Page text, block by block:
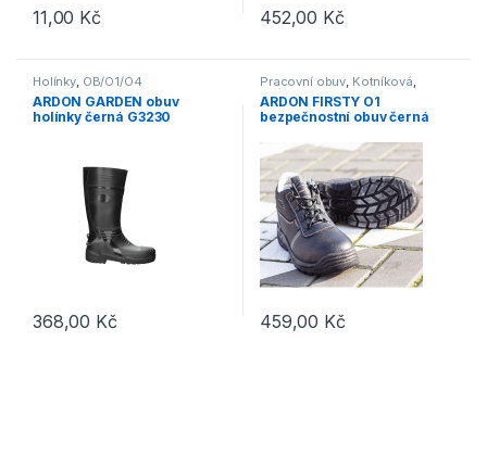
11,00 Kč 452,00 Kč
Tento produkt má více
Holínky, OB/O1/O4
ARDON GARDEN obuv
holínky černá G3230
368,00 Kč
Tento produkt má více variant. Možnosti lze vybrat na stránce
Pracovní obuv, Kotníková,
S3/S1P
ARDON FIRSTY O1
bezpečnostní obuv černá
459,00 Kč
Tento produkt má více